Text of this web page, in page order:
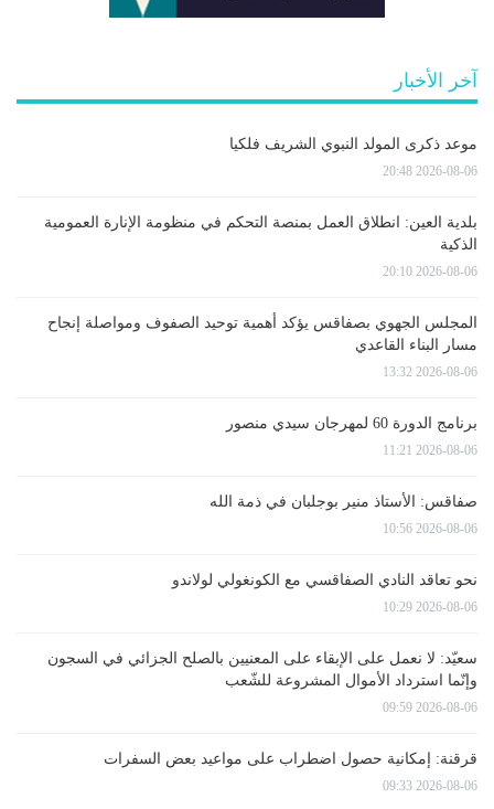
آخر الأخبار
موعد ذكرى المولد النبوي الشريف فلكيا
2026-08-06 20:48
بلدية العين: انطلاق العمل بمنصة التحكم في منظومة الإنارة العمومية
الذكية
2026-08-06 20:10
المجلس الجهوي بصفاقس يؤكد أهمية توحيد الصفوف ومواصلة إنجاح
مسار البناء القاعدي
2026-08-06 13:32
برنامج الدورة 60 لمهرجان سيدي منصور
2026-08-06 11:21
صفاقس: الأستاذ منير بوجلبان في ذمة الله
2026-08-06 10:56
نحو تعاقد النادي الصفاقسي مع الكونغولي لولاندو
2026-08-06 10:29
سعيّد: لا نعمل على الإبقاء على المعنيين بالصلح الجزائي في السجون
وإنّما استرداد الأموال المشروعة للشّعب
2026-08-06 09:59
قرقنة: إمكانية حصول اضطراب على مواعيد بعض السفرات
2026-08-06 09:33